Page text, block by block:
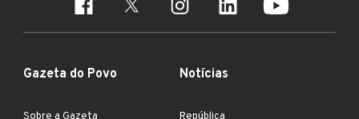
Gazeta do Povo Notícias